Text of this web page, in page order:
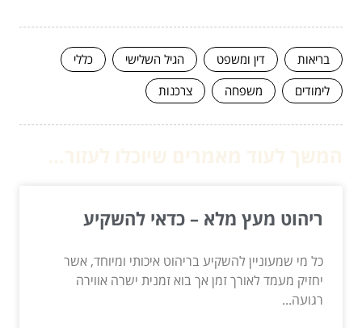
בריאות דין ומשפט הגיל השלישי
כללי
לימודים
משפחה צרכנות
ריהוט מעץ מלא – כדאי להשקיע
כל מי שמעוניין להשקיע בריהוט איכותי ומיוחד, אשר
יחזיק מעמד לאורך זמן אך בוא זמנית ישרה אווירה
רגועה...